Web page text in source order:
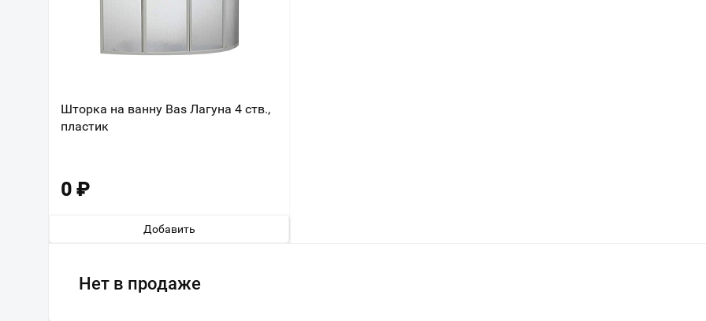
Шторка на ванну Bas Лагуна 4 ств.,
пластик
0 ₽
Добавить
Нет в продаже